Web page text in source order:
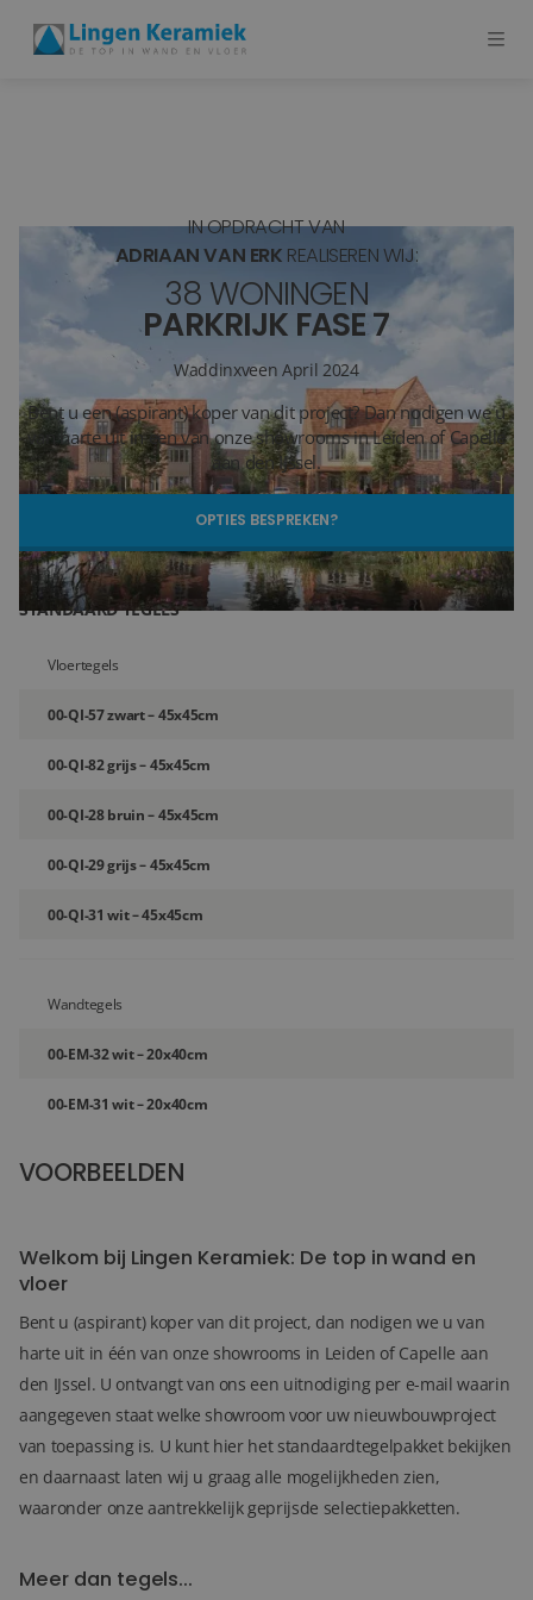
MEER PRODUCTEN
SHOWROOM BEZOEKEN
Stijlstudio's
Projecten
Blog
IN OPDRACHT VAN
ADRIAAN VAN ERK REALISEREN WIJ:
38 WONINGEN
PARKRIJK FASE 7
Waddinxveen April 2024
Bent u een (aspirant) koper van dit project? Dan nodigen we u
van harte uit in een van onze showrooms in Leiden of Capelle
aan den IJssel.
OPTIES BESPREKEN?
STANDAARD TEGELS
Vloertegels
00-QI-57 zwart – 45x45cm
00-QI-82 grijs – 45x45cm
00-QI-28 bruin – 45x45cm
00-QI-29 grijs – 45x45cm
00-QI-31 wit – 45x45cm
Wandtegels
00-EM-32 wit – 20x40cm
00-EM-31 wit – 20x40cm
VOORBEELDEN
Welkom bij Lingen Keramiek: De top in wand en
vloer
Bent u (aspirant) koper van dit project, dan nodigen we u van
harte uit in één van onze showrooms in Leiden of Capelle aan
den IJssel. U ontvangt van ons een uitnodiging per e-mail waarin
aangegeven staat welke showroom voor uw nieuwbouwproject
van toepassing is. U kunt hier het standaardtegelpakket bekijken
en daarnaast laten wij u graag alle mogelijkheden zien,
waaronder onze aantrekkelijk geprijsde selectiepakketten.
Meer dan tegels...